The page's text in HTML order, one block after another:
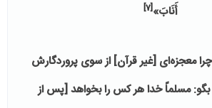
أَنَابَ»[7]
معجزه‌ای [غیر قرآن] از سوی پروردگارش
بگو: مسلماً خدا هر کس را بخواهد [پس از